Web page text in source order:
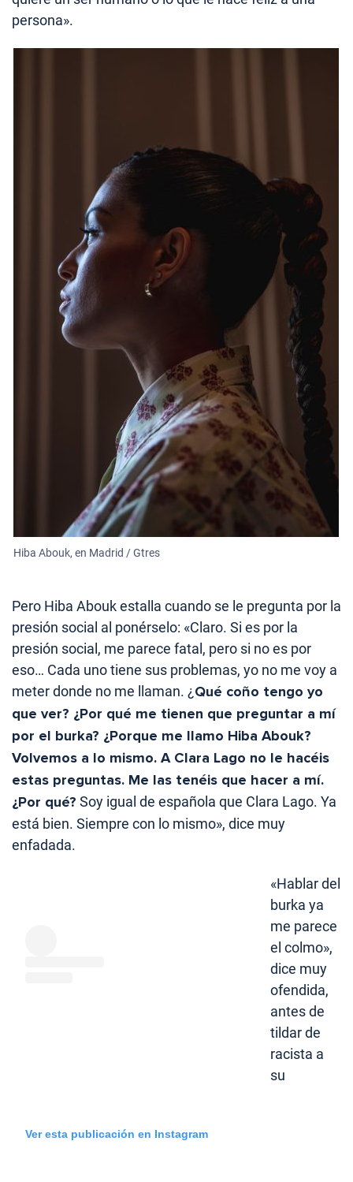
persona».
Hiba Abouk, en Madrid / Gtres
Pero Hiba Abouk estalla cuando se le pregunta por la
presión social al ponérselo: «Claro. Si es por la
presión social, me parece fatal, pero si no es por
eso… Cada uno tiene sus problemas, yo no me voy a
meter donde no me llaman. ¿ Qué coño tengo yo
que ver? ¿Por qué me tienen que preguntar a mí
por el burka? ¿Porque me llamo Hiba Abouk?
Volvemos a lo mismo. A Clara Lago no le hacéis
estas preguntas. Me las tenéis que hacer a mí.
¿Por qué? Soy igual de española que Clara Lago. Ya
está bien. Siempre con lo mismo», dice muy
enfadada.
Ver esta publicación en Instagram
«Hablar del
burka ya
me parece
el colmo»,
dice muy
ofendida,
antes de
tildar de
racista a
su